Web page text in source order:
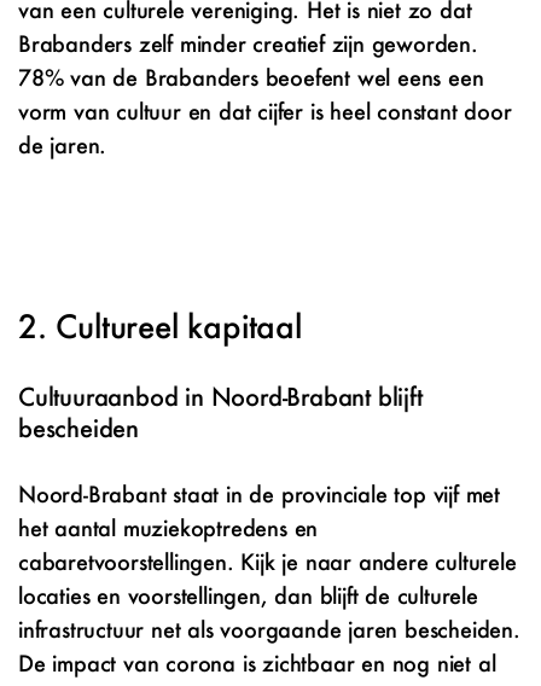
van een culturele vereniging. Het is niet zo dat
Brabanders zelf minder creatief zijn geworden.
78% van de Brabanders beoefent wel eens een
vorm van cultuur en dat cijfer is heel constant door
de jaren.
Cultureel kapitaal
Cultuuraanbod in Noord-Brabant blijft
bescheiden
Noord-Brabant staat in de provinciale top vijf met
het aantal muziekoptredens en
cabaretvoorstellingen. Kijk je naar andere culturele
locaties en voorstellingen, dan blijft de culturele
infrastructuur net als voorgaande jaren bescheiden.
De impact van corona is zichtbaar en nog niet al